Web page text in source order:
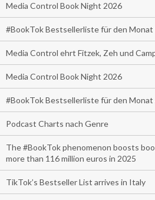
Media Control Book Night 2026
#BookTok Bestsellerliste für den Monat
Media Control ehrt Fitzek, Zeh und
Media Control Book Night 2026
#BookTok Bestsellerliste für den Monat
Podcast Charts nach Genre
The #BookTok phenomenon boosts
more than 116 million euros in 2025
TikTok’s Bestseller List arrives in Italy